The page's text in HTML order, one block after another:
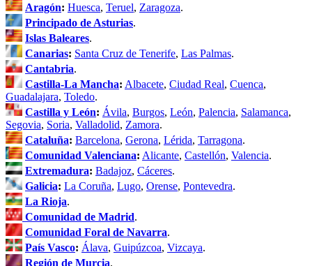
Aragón: Huesca, Teruel, Zaragoza.
Principado de Asturias.
Islas Baleares.
Canarias: Santa Cruz de Tenerife, Las Palmas.
Cantabria.
Castilla-La Mancha: Albacete, Ciudad Real, Cuenca,
Guadalajara, Toledo.
Castilla y León: Ávila, Burgos, León, Palencia, Salamanca,
Segovia, Soria, Valladolid, Zamora.
Cataluña: Barcelona, Gerona, Lérida, Tarragona.
Comunidad Valenciana: Alicante, Castellón, Valencia.
Extremadura: Badajoz, Cáceres.
Galicia: La Coruña, Lugo, Orense, Pontevedra.
La Rioja.
Comunidad de Madrid.
Comunidad Foral de Navarra.
País Vasco: Álava, Guipúzcoa, Vizcaya.
Región de Murcia.